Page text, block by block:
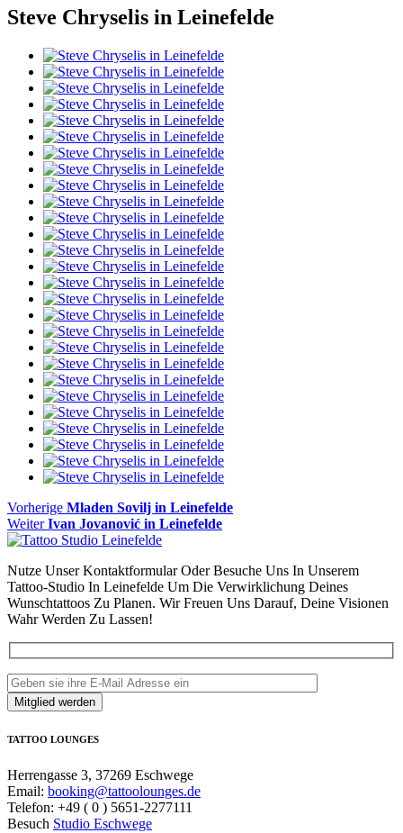
Steve Chryselis in Leinefelde
Beitragsnavigation
Vorherige Vorheriger
Beitrag
Mladen Sovilj in Leinefelde
Weiter Nächster
Beitrag:
Ivan Jovanović in Leinefelde
Nutze Unser Kontaktformular Oder Besuche Uns In Unserem
Tattoo-Studio In Leinefelde Um Die Verwirklichung Deines
Wunschtattoos Zu Planen. Wir Freuen Uns Darauf, Deine Visionen
Wahr Werden Zu Lassen!
TATTOO LOUNGES
Herrengasse 3, 37269 Eschwege
Email: booking@tattoolounges.de
Telefon: +49 ( 0 ) 5651-2277111
Besuch Studio Eschwege